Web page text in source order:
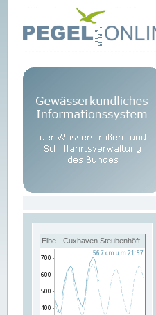
Elbe - Cuxhaven Steubenhöft